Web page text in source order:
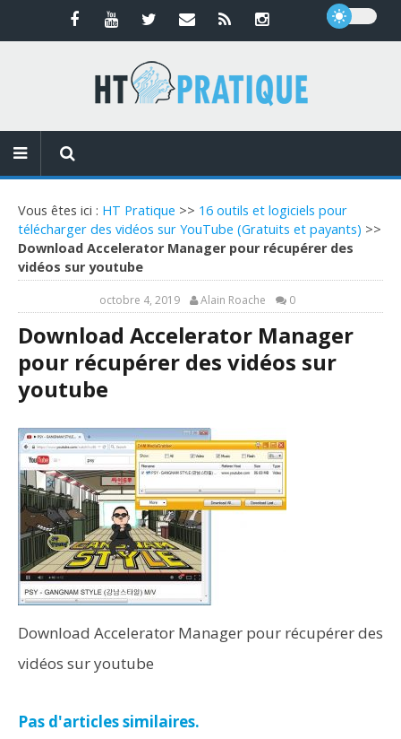
Vous êtes ici : HT Pratique >> 16 outils et logiciels pour
télécharger des vidéos sur YouTube (Gratuits et payants) >>
Download Accelerator Manager pour récupérer des
vidéos sur youtube
octobre 4, 2019 Alain Roache 0
Download Accelerator Manager
pour récupérer des vidéos sur
youtube
Download Accelerator Manager pour récupérer des
vidéos sur youtube
Pas d'articles similaires.